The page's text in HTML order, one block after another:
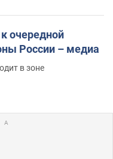
очередной
России – медиа
в зоне